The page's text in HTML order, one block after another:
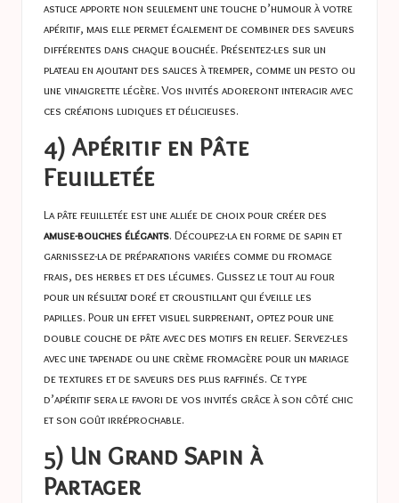
astuce apporte non seulement une touche d’humour à votre
apéritif, mais elle permet également de combiner des saveurs
différentes dans chaque bouchée. Présentez-les sur un
plateau en ajoutant des sauces à tremper, comme un pesto ou
une vinaigrette légère. Vos invités adoreront interagir avec
ces créations ludiques et délicieuses.
4) Apéritif en Pâte
Feuilletée
La pâte feuilletée est une alliée de choix pour créer des
amuse-bouches élégants. Découpez-la en forme de sapin et
garnissez-la de préparations variées comme du fromage
frais, des herbes et des légumes. Glissez le tout au four
pour un résultat doré et croustillant qui éveille les
papilles. Pour un effet visuel surprenant, optez pour une
double couche de pâte avec des motifs en relief. Servez-les
avec une tapenade ou une crème fromagère pour un mariage
de textures et de saveurs des plus raffinés. Ce type
d’apéritif sera le favori de vos invités grâce à son côté chic
et son goût irréprochable.
5) Un Grand Sapin à
Partager